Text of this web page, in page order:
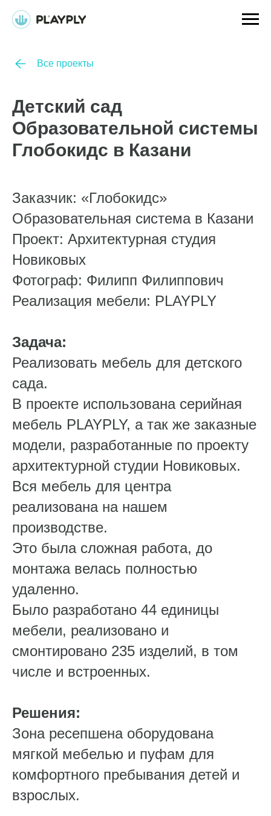
Все проекты
Детский сад
Образовательной системы
Глобокидс в Казани
Заказчик: «Глобокидс»
Образовательная система в Казани
Проект: Архитектурная студия
Новиковых
Фотограф: Филипп Филиппович
Реализация мебели: PLAYPLY
Задача:
Реализовать мебель для детского
сада.
В проекте использована серийная
мебель PLAYPLY, а так же заказные
модели, разработанные по проекту
архитектурной студии Новиковых.
Вся мебель для центра
реализована на нашем
производстве.
Это была сложная работа, до
монтажа велась полностью
удаленно.
Было разработано 44 единицы
мебели, реализовано и
смонтировано 235 изделий, в том
числе и встроенных.
Решения:
Зона ресепшена оборудована
мягкой мебелью и пуфам для
комфортного пребывания детей и
взрослых.